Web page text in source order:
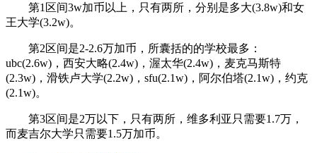
第1区间3w加币以上，只有两所，分别是多大(3.8w)和女
王大学(3.2w)。
第2区间是2-2.6万加币，所囊括的的学校最多：
ubc(2.6w)，西安大略(2.4w)，渥太华(2.4w)，麦克马斯特
(2.3w)，滑铁卢大学(2.2w)，sfu(2.1w)，阿尔伯塔(2.1w)，约克
(2.1w)。
第3区间是2万以下，只有两所，维多利亚只需要1.7万，
而麦吉尔大学只需要1.5万加币。